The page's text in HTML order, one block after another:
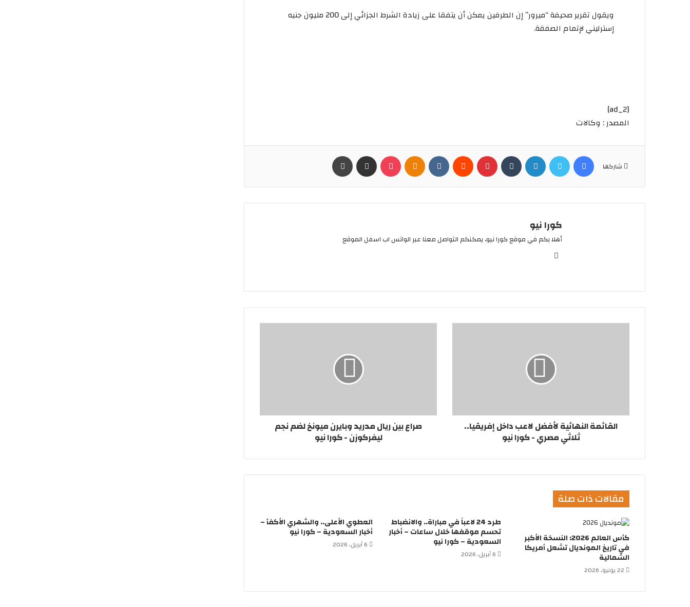
ويقول تقرير صحيفة “ميرور” إن الطرفين يمكن أن يتفقا على زيادة الشرط الجزائي إلى 200 مليون جنيه
إسترليني لإتمام الصفقة.
[ad_2]
المصدر : وكالات
شاركها
فيسبوك تويتر لينكدإن بينتيريست Odnoklassniki
بوكيت مشاركة عبر البريد
كورا نيو
أهلا بكم في موقع كورا نيو، يمكنكم التواصل معنا عبر الواتس اب اسفل الموقع
القائمة النهائية لأفضل لاعب داخل إفريقيا..
ثلاثي مصري - كورا نيو
صراع بين ريال مدريد وبايرن ميونخ لضم نجم
ليفركوزن - كورا نيو
مقالات ذات صلة
كأس العالم 2026: النسخة الأكبر
في تاريخ المونديال تشعل أمريكا
الشمالية
22 يونيو، 2026
طرد 24 لاعباً في مباراة.. والانضباط
تحسم موقفها خلال ساعات – أخبار
السعودية – كورا نيو
6 أبريل، 2026
العطوي الأعلى.. والشهري الأكفأ –
أخبار السعودية – كورا نيو
6 أبريل، 2026